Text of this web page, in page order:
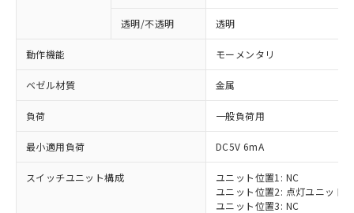
透明/不透明 透明
動作機能 モーメンタリ
ベゼル材質 金属
負荷 一般負荷用
最小適用負荷 DC5V 6mA
スイッチユニット構成
ユニット位置1: NC
ユニット位置2: 点灯ユニット
ユニット位置3: NC